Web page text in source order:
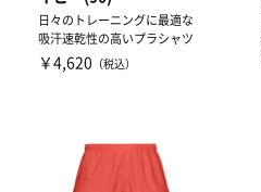
日々のトレーニングに最適な
吸汗速乾性の高いプラシャツ
￥4,620 （税込）